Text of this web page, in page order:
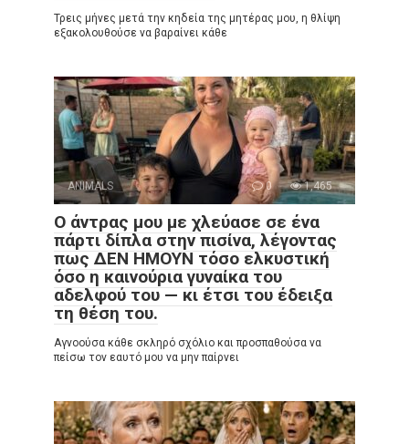
Τρεις μήνες μετά την κηδεία της μητέρας μου, η θλίψη
εξακολουθούσε να βαραίνει κάθε
ANIMALS 0 1,465
Ο άντρας μου με χλεύασε σε ένα
πάρτι δίπλα στην πισίνα, λέγοντας
πως ΔΕΝ ΗΜΟΥΝ τόσο ελκυστική
όσο η καινούρια γυναίκα του
αδελφού του — κι έτσι του έδειξα
τη θέση του.
Αγνοούσα κάθε σκληρό σχόλιο και προσπαθούσα να
πείσω τον εαυτό μου να μην παίρνει